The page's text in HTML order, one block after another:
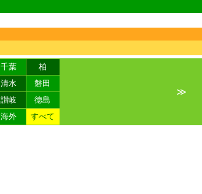
千葉
柏
清水
磐田
讃岐
徳島
海外 すべて
≫